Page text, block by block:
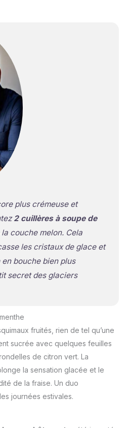
plus crémeuse et
2 cuillères à soupe de
couche melon. Cela
les cristaux de glace et
bouche bien plus
secret des glaciers
fruités, rien de tel qu’une
sucrée avec quelques feuilles
de citron vert. La
la sensation glacée et le
de la fraise. Un duo
journées estivales.